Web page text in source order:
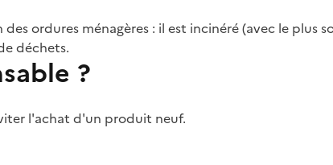
ordures ménagères : il est incinéré (avec le plus
déchets.
?
l'achat d'un produit neuf.